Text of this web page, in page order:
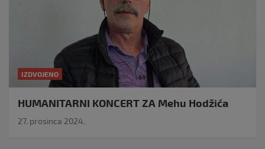
IZDVOJENO
HUMANITARNI KONCERT ZA Mehu Hodžića
27. prosinca 2024.